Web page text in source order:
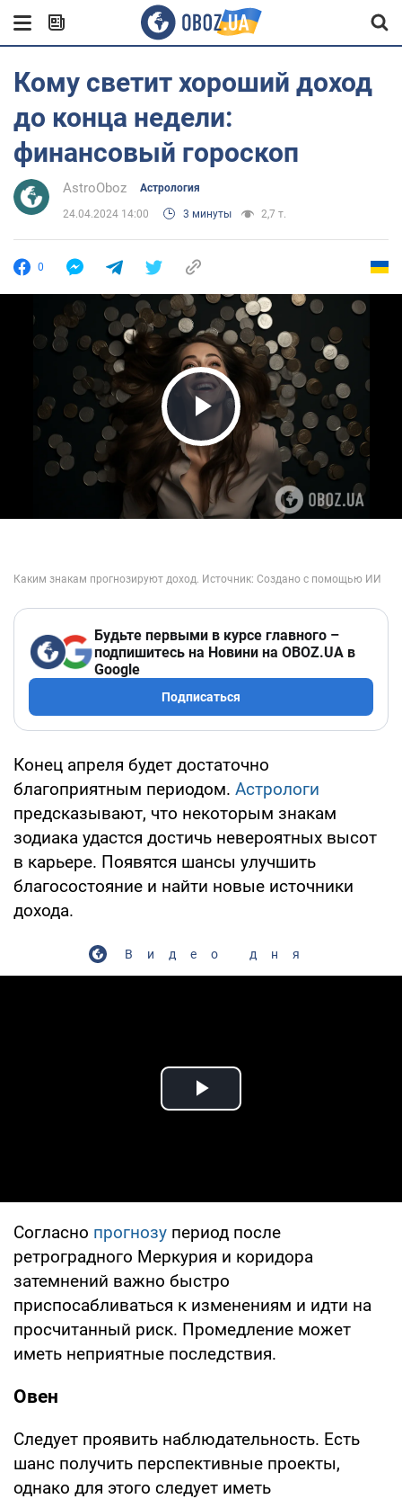
Кому светит хороший доход
до конца недели:
финансовый гороскоп
AstroOboz Астрология
24.04.2024 14:00 3 минуты 2,7 т.
0
Play Video
Будьте первыми в курсе главного –
подпишитесь на Новини на OBOZ.UA в
Google
Подписаться
Конец апреля будет достаточно
благоприятным периодом. Астрологи
предсказывают, что некоторым знакам
зодиака удастся достичь невероятных высот
в карьере. Появятся шансы улучшить
благосостояние и найти новые источники
дохода.
Видео дня
Play Video
Согласно прогнозу период после
ретроградного Меркурия и коридора
затемнений важно быстро
приспосабливаться к изменениям и идти на
просчитанный риск. Промедление может
иметь неприятные последствия.
Овен
Следует проявить наблюдательность. Есть
шанс получить перспективные проекты,
однако для этого следует иметь